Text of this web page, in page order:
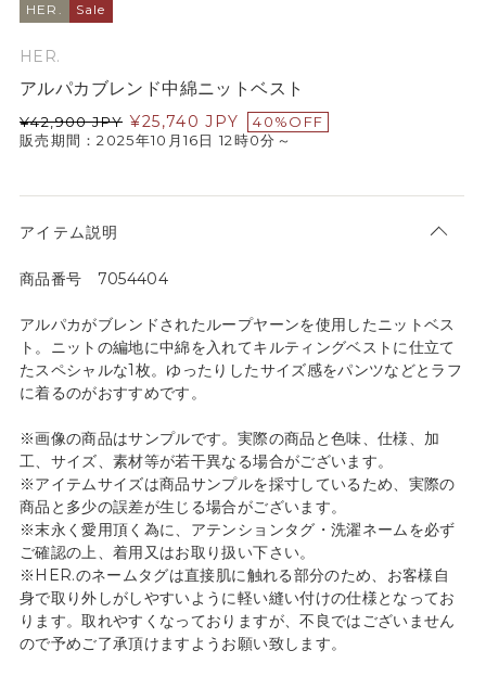
HER. Sale
HER.
アルパカブレンド中綿ニットベスト
¥42,900 JPY ¥25,740 JPY
40%OFF
販売期間：2025年10月16日 12時0分～
アイテム説明
商品番号 7054404
アルパカがブレンドされたループヤーンを使用したニットベス
ト。ニットの編地に中綿を入れてキルティングベストに仕立て
たスペシャルな1枚。ゆったりしたサイズ感をパンツなどとラフ
に着るのがおすすめです。
※画像の商品はサンプルです。実際の商品と色味、仕様、加
工、サイズ、素材等が若干異なる場合がございます。
※アイテムサイズは商品サンプルを採寸しているため、実際の
商品と多少の誤差が生じる場合がございます。
※末永く愛用頂く為に、アテンションタグ・洗濯ネームを必ず
ご確認の上、着用又はお取り扱い下さい。
※HER.のネームタグは直接肌に触れる部分のため、お客様自
身で取り外しがしやすいように軽い縫い付けの仕様となってお
ります。取れやすくなっておりますが、不良ではございません
ので予めご了承頂けますようお願い致します。